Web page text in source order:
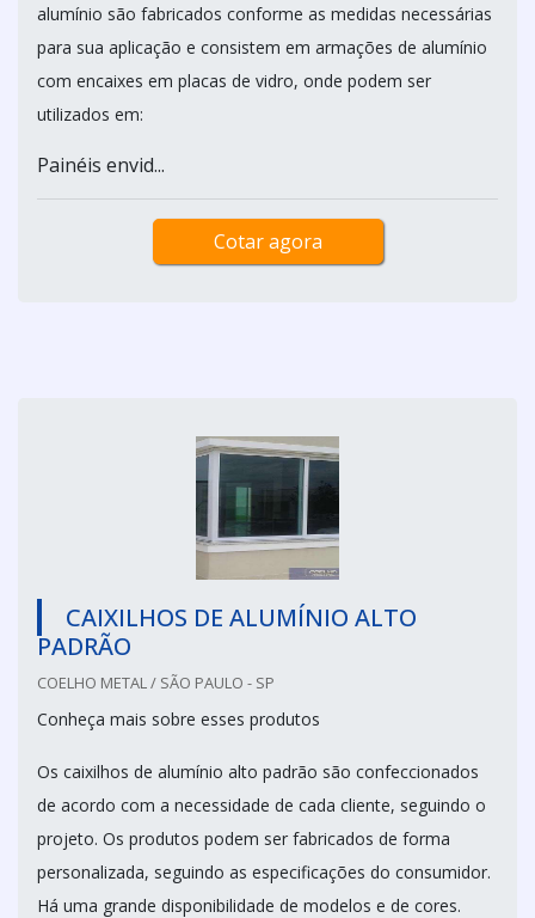
alumínio são fabricados conforme as medidas necessárias
para sua aplicação e consistem em armações de alumínio
com encaixes em placas de vidro, onde podem ser
utilizados em:
Painéis envid...
Cotar agora
CAIXILHOS DE ALUMÍNIO ALTO
PADRÃO
COELHO METAL / SÃO PAULO - SP
Conheça mais sobre esses produtos
Os caixilhos de alumínio alto padrão são confeccionados
de acordo com a necessidade de cada cliente, seguindo o
projeto. Os produtos podem ser fabricados de forma
personalizada, seguindo as especificações do consumidor.
Há uma grande disponibilidade de modelos e de cores.